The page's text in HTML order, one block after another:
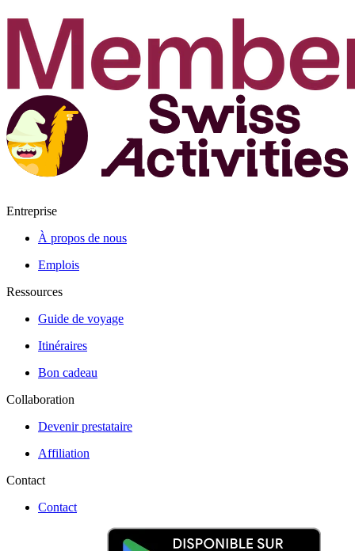
Entreprise
À propos de nous
Emplois
Ressources
Guide de voyage
Itinéraires
Bon cadeau
Collaboration
Devenir prestataire
Affiliation
Contact
Contact